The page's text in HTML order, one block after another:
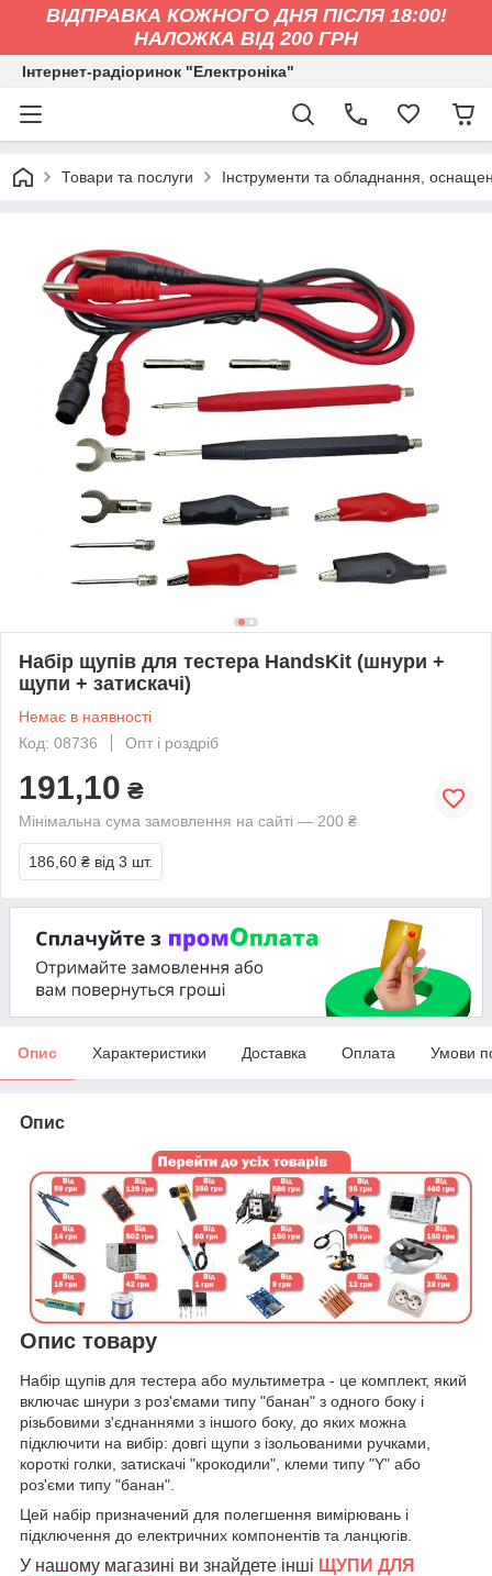
ВІДПРАВКА КОЖНОГО ДНЯ ПІСЛЯ 18:00!
НАЛОЖКА ВІД 200 ГРН
Інтернет-радіоринок "Електроніка"
Товари та послуги Інструменти та обладнання,
Набір щупів для тестера HandsKit (шнури +
щупи + затискачі)
Немає в наявності
Код: 08736
Опт і роздріб
191,10 ₴
Мінімальна сума замовлення на сайті — 200 ₴
186,60 ₴ від 3 шт.
Опис Характеристики Доставка Оплата Умови
Опис
Опис товару
Набір щупів для тестера або мультиметра - це комплект, який
включає шнури з роз'ємами типу "банан" з одного боку і
різьбовими з'єднаннями з іншого боку, до яких можна
підключити на вибір: довгі щупи з ізольованими ручками,
короткі голки, затискачі "крокодили", клеми типу "Y" або
роз'єми типу "банан".
Цей набір призначений для полегшення вимірювань і
підключення до електричних компонентів та ланцюгів.
У нашому магазині ви знайдете інші ЩУПИ ДЛЯ